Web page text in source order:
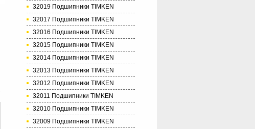
32019 Подшипники TIMKEN
32017 Подшипники TIMKEN
32016 Подшипники TIMKEN
32015 Подшипники TIMKEN
32014 Подшипники TIMKEN
32013 Подшипники TIMKEN
32012 Подшипники TIMKEN
32011 Подшипники TIMKEN
32010 Подшипники TIMKEN
32009 Подшипники TIMKEN